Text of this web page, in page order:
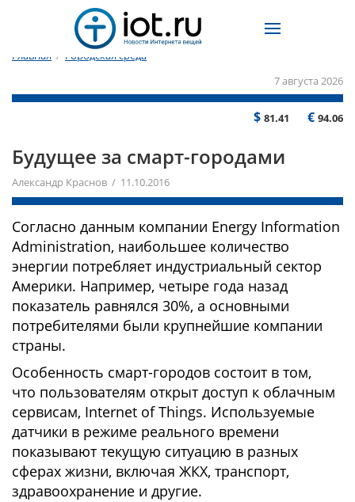
Главная / Городская среда
7 августа 2026
$ 81.41 € 94.06
Будущее за смарт-городами
Александр Краснов / 11.10.2016
Согласно данным компании Energy Information
Administration, наибольшее количество
энергии потребляет индустриальный сектор
Америки. Например, четыре года назад
показатель равнялся 30%, а основными
потребителями были крупнейшие компании
страны.
Особенность смарт-городов состоит в том,
что пользователям открыт доступ к облачным
сервисам, Internet of Things. Используемые
датчики в режиме реального времени
показывают текущую ситуацию в разных
сферах жизни, включая ЖКХ, транспорт,
здравоохранение и другие.